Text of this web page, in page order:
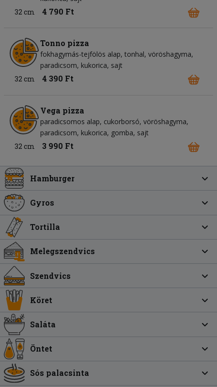
32 cm
4 790 Ft
Tonno pizza
fokhagymás-tejfölös alap tonhal vöröshagyma
paradicsom kukorica sajt
32 cm
4 390 Ft
Vega pizza
paradicsomos alap cukorborsó vöröshagyma
paradicsom kukorica gomba sajt
32 cm
3 990 Ft
Hamburger
Gyros
Tortilla
Melegszendvics
Szendvics
Köret
Saláta
Öntet
Sós palacsinta